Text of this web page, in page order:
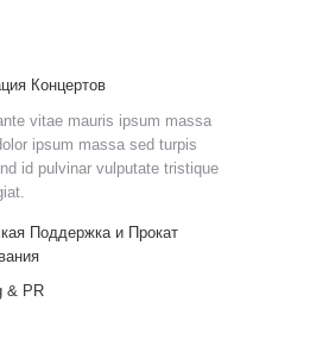
Концертов
vitae mauris ipsum massa
ipsum massa sed turpis
id pulvinar vulputate tristique
Поддержка и Прокат
& PR